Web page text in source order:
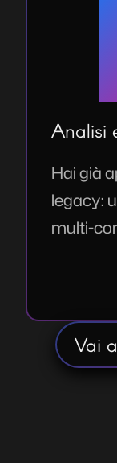
Analisi
Hai già
legacy:
multi-
Vai